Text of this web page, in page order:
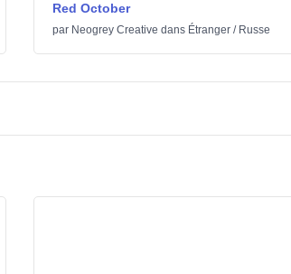
Red October
par Neogrey Creative dans Étranger/ Russe